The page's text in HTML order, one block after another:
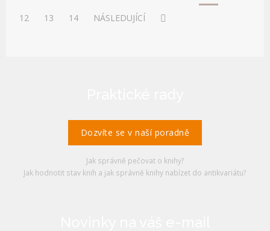
12 13 14 NÁSLEDUJÍCÍ
Dozvíte se v naší poradně
Jak správně pečovat o knihy?
Jak hodnotit stav knih a jak správně knihy nabízet do antikvariátu?